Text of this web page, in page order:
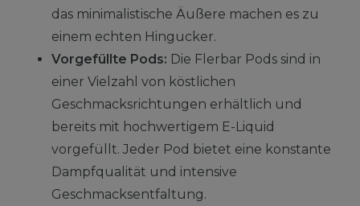
das minimalistische Äußere machen es zu
einem echten Hingucker.
Vorgefüllte Pods: Die Flerbar Pods sind in
einer Vielzahl von köstlichen
Geschmacksrichtungen erhältlich und
bereits mit hochwertigem E-Liquid
vorgefüllt. Jeder Pod bietet eine konstante
Dampfqualität und intensive
Geschmacksentfaltung.